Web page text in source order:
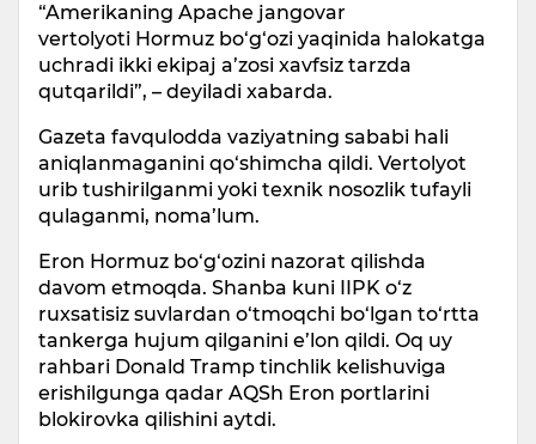
“Amerikaning Apache jangovar
vertolyoti Hormuz bo‘g‘ozi yaqinida halokatga
uchradi ikki ekipaj a’zosi xavfsiz tarzda
qutqarildi”, – deyiladi xabarda.
Gazeta favqulodda vaziyatning sababi hali
aniqlanmaganini qo‘shimcha qildi. Vertolyot
urib tushirilganmi yoki texnik nosozlik tufayli
qulaganmi, noma’lum.
Eron Hormuz bo‘g‘ozini nazorat qilishda
davom etmoqda. Shanba kuni IIPK o‘z
ruxsatisiz suvlardan o‘tmoqchi bo‘lgan to‘rtta
tankerga hujum qilganini e’lon qildi. Oq uy
rahbari Donald Tramp tinchlik kelishuviga
erishilgunga qadar AQSh Eron portlarini
blokirovka qilishini aytdi.